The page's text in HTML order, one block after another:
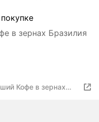
в зернах Бразилия
Кофе в зернах